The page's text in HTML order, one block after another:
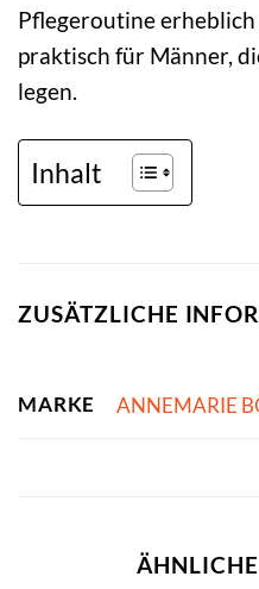
Pflegeroutine
praktisch für Männer,
legen.
Inhalt
ZUSÄTZLICHE
MARKE ANNEMARIE